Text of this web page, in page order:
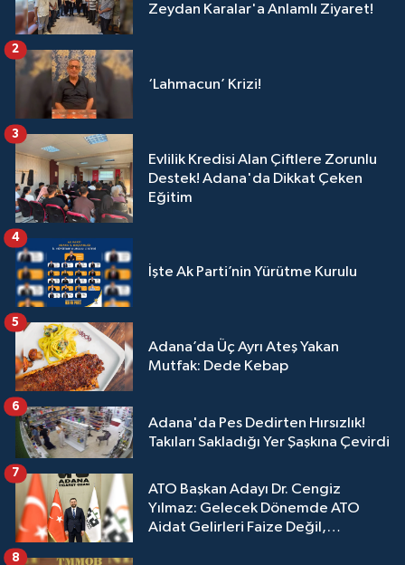
Zeydan Karalar'a Anlamlı Ziyaret!
‘Lahmacun’ Krizi!
2
Evlilik Kredisi Alan Çiftlere Zorunlu
Destek! Adana'da Dikkat Çeken
Eğitim
3
İşte Ak Parti’nin Yürütme Kurulu
4
Adana’da Üç Ayrı Ateş Yakan
Mutfak: Dede Kebap
5
Adana'da Pes Dedirten Hırsızlık!
Takıları Sakladığı Yer Şaşkına Çevirdi
6
ATO Başkan Adayı Dr. Cengiz
Yılmaz: Gelecek Dönemde ATO
Aidat Gelirleri Faize Değil,
7
8